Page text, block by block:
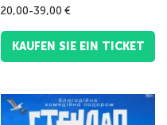
20,00-39,00 €
KAUFEN SIE EIN TICKET